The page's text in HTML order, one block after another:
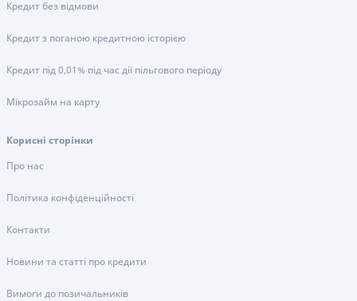
Кредит без відмови
Кредит з поганою кредитною історією
Кредит під 0,01% під час дії пільгового періоду
Мікрозайм на карту
Корисні сторінки
Про нас
Політика конфіденційності
Контакти
Новини та статті про кредити
Вимоги до позичальників